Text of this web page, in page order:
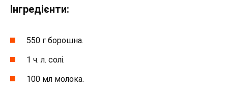
Інгредієнти:
550 г борошна.
1 ч. л. солі.
100 мл молока.